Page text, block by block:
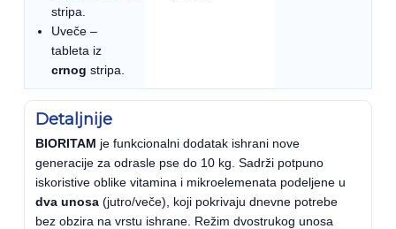
stripa.
Uveče –
tableta iz
crnog stripa.
Detaljnije
BIORITAM je funkcionalni dodatak ishrani nove
generacije za odrasle pse do 10 kg. Sadrži potpuno
iskoristive oblike vitamina i mikroelemenata podeljene u
dva unosa (jutro/veče), koji pokrivaju dnevne potrebe
bez obzira na vrstu ishrane. Režim dvostrukog unosa